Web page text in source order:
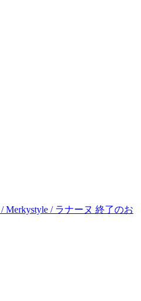
Merkystyle / ラナーヌ 終了のお